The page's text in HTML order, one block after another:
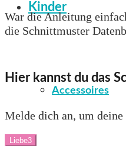
Kinder
Accessoires
War die Anleitung
die Schnittmuster
Hier kannst du das
Melde dich an, um
Liebe3